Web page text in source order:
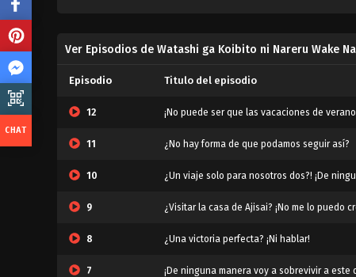
Ver Episodios de Watashi ga Koibito ni Nareru Wake
Episodio Titulo del episodio
12 ¡No puede ser que las vacaciones de
11 ¿No hay forma de que podamos seguir así?
10 ¿Un viaje solo para nosotros dos?! ¡De
9 ¿Visitar la casa de Ajisai? ¡No me lo puedo
8 ¿Una victoria perfecta? ¡Ni hablar!
7 ¡De ninguna manera voy a sobrevivir a este